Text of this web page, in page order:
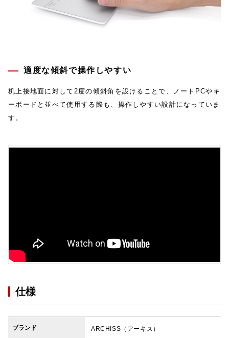
適度な傾斜で操作しやすい
机上接地面に対して2度の傾斜角を設けることで、ノートPCやキ
ーボードと並べて使用する際も、操作しやすい設計になっていま
す。
仕様
ブランド ARCHISS（アーキス）